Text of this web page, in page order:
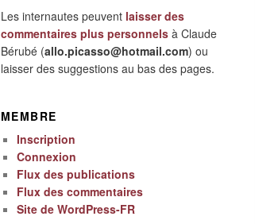
Les internautes peuvent laisser des
commentaires plus personnels à Claude
Bérubé (allo.picasso@hotmail.com) ou
laisser des suggestions au bas des pages.
MEMBRE
Inscription
Connexion
Flux des publications
Flux des commentaires
Site de WordPress-FR